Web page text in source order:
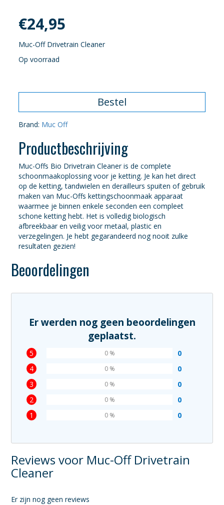
€24,95
Muc-Off Drivetrain Cleaner
Op voorraad
Bestel
Brand: Muc Off
Productbeschrijving
Muc-Offs Bio Drivetrain Cleaner is de complete
schoonmaakoplossing voor je ketting. Je kan het direct
op de ketting, tandwielen en derailleurs spuiten of gebruik
maken van Muc-Offs kettingschoonmaak apparaat
waarmee je binnen enkele seconden een compleet
schone ketting hebt. Het is volledig biologisch
afbreekbaar en veilig voor metaal, plastic en
verzegelingen. Je hebt gegarandeerd nog nooit zulke
resultaten gezien!
Beoordelingen
Er werden nog geen beoordelingen
geplaatst.
5 0
0 %
4 0
0 %
3 0
0 %
2 0
0 %
1 0
0 %
Reviews voor Muc-Off Drivetrain
Cleaner
Er zijn nog geen reviews